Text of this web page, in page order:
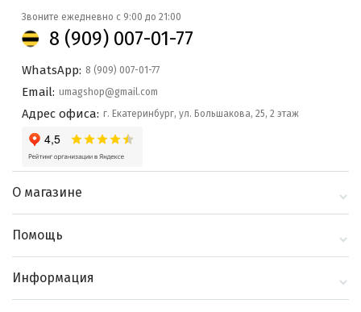
Звоните ежедневно с 9:00 до 21:00
8 (909) 007-01-77
WhatsApp: 8 (909) 007-01-77
Email: umagshop@gmail.com
Адрес офиса: г. Екатеринбург, ул. Большакова, 25, 2 этаж
О магазине
Блог
Помощь
Информация